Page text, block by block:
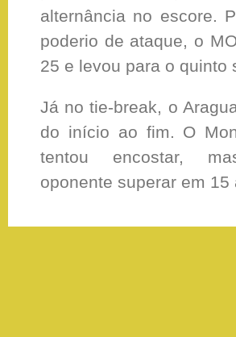
alternância no escore.
poderio de ataque, o
25 e levou para o quinto
Já no tie-break, o
do início ao fim. O
tentou encostar,
oponente superar em 15